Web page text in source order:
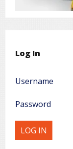
Log In
Username
Password